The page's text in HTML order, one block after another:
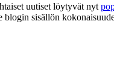
uutiset löytyvät nyt
blogin sisällön